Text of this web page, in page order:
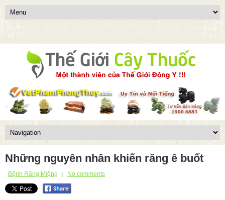
Những nguyên nhân khiến răng ê buốt
Bệnh Răng Miệng No comments